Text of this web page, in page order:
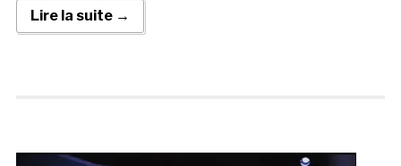
Lire la suite →